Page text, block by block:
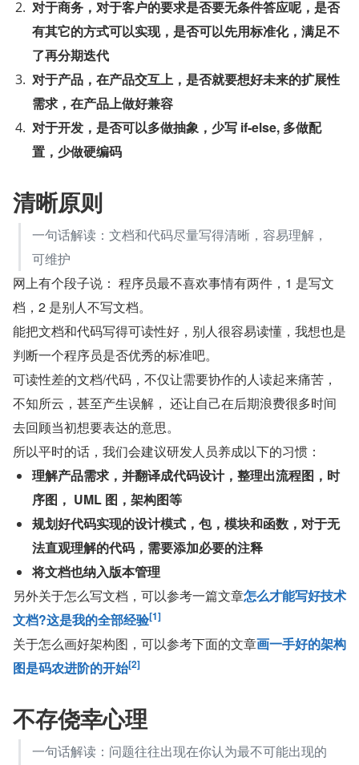
对于商务，对于客户的要求是否要无条件答应呢，是否
有其它的方式可以实现，是否可以先用标准化，满足不
了再分期迭代
对于产品，在产品交互上，是否就要想好未来的扩展性
需求，在产品上做好兼容
对于开发，是否可以多做抽象，少写 if-else, 多做配
置，少做硬编码
清晰原则
一句话解读：文档和代码尽量写得清晰，容易理解，
可维护
网上有个段子说： 程序员最不喜欢事情有两件，1 是写文
档，2 是别人不写文档。
能把文档和代码写得可读性好，别人很容易读懂，我想也是
判断一个程序员是否优秀的标准吧。
可读性差的文档/代码，不仅让需要协作的人读起来痛苦，
不知所云，甚至产生误解， 还让自己在后期浪费很多时间
去回顾当初想要表达的意思。
所以平时的话，我们会建议研发人员养成以下的习惯：
理解产品需求，并翻译成代码设计，整理出流程图，时
序图， UML 图，架构图等
规划好代码实现的设计模式，包，模块和函数，对于无
法直观理解的代码，需要添加必要的注释
将文档也纳入版本管理
另外关于怎么写文档，可以参考一篇文章怎么才能写好技术
文档?这是我的全部经验[1]
关于怎么画好架构图，可以参考下面的文章画一手好的架构
图是码农进阶的开始[2]
不存侥幸心理
一句话解读：问题往往出现在你认为最不可能出现的